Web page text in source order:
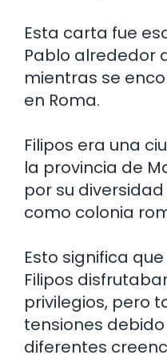
Esta carta fue
Pablo alrededor
mientras se
en Roma.
Filipos era una
la provincia de
por su
como colonia
Esto significa
Filipos
privilegios, pero
tensiones
diferentes